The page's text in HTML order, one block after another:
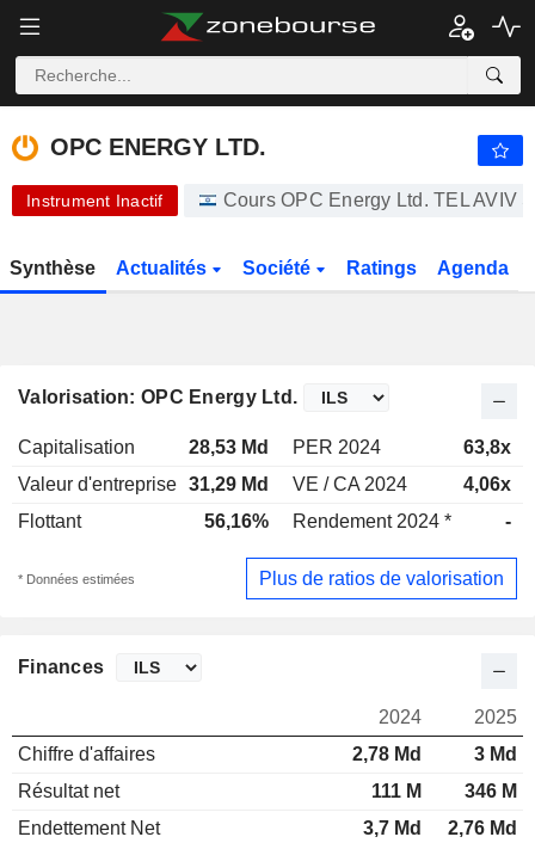
OPC ENERGY LTD.
OPC ENERGY LTD.
Instrument Inactif Cours OPC Energy Ltd. TEL AVIV
Synthèse Actualités Société Ratings Agenda
Valorisation: OPC Energy Ltd.
Capitalisation 28,53 Md PER 2024
63,8x
Valeur d'entreprise 31,29 Md VE / CA 2024
4,06x
Flottant
56,16% Rendement 2024 * -
* Données estimées Plus de ratios de valorisation
Finances
2024
2025
Chiffre d'affaires
2,78 Md
3 Md
Résultat net
111 M
346 M
Endettement Net
3,7 Md 2,76 Md